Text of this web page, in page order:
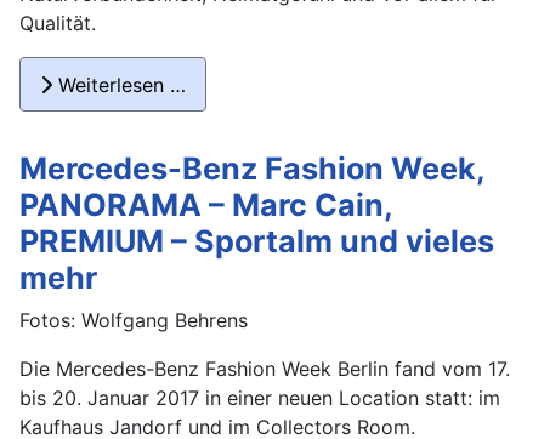
Qualität.
Weiterlesen …
Mercedes-Benz Fashion Week,
PANORAMA – Marc Cain,
PREMIUM – Sportalm und vieles
mehr
Fotos: Wolfgang Behrens
Die Mercedes-Benz Fashion Week Berlin fand vom 17.
bis 20. Januar 2017 in einer neuen Location statt: im
Kaufhaus Jandorf und im Collectors Room.